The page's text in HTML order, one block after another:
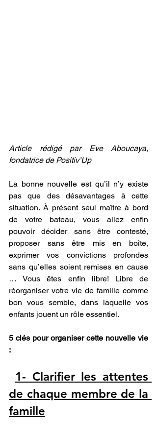
Article rédigé par Eve Aboucaya,
fondatrice de Positiv’Up
La bonne nouvelle est qu’il n’y existe
pas que des désavantages à cette
situation. À présent seul maître à bord
de votre bateau, vous allez enfin
pouvoir décider sans être contesté,
proposer sans être mis en boîte,
exprimer vos convictions profondes
sans qu’elles soient remises en cause
… Vous êtes enfin libre! Libre de
réorganiser votre vie de famille comme
bon vous semble, dans laquelle vos
enfants jouent un rôle essentiel.
5 clés pour organiser cette nouvelle vie
:
1- Clarifier les attentes
de chaque membre de la
famille